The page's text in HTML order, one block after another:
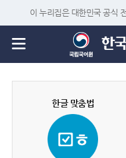
이 누리집은 대한민국 공식
한글 맞춤법